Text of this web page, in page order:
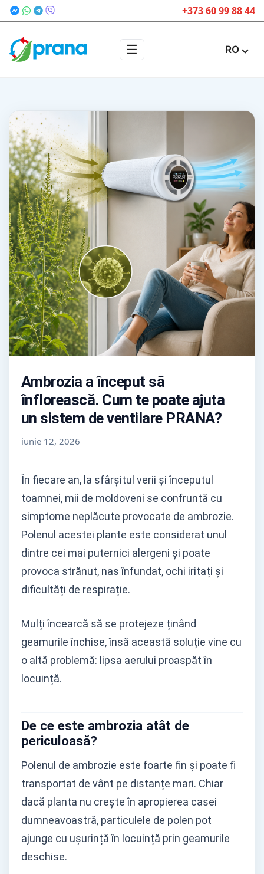
+373 60 99 88 44
☰ RO
Ambrozia a început să
înflorească. Cum te poate ajuta
un sistem de ventilare PRANA?
iunie 12, 2026
În fiecare an, la sfârșitul verii și începutul
toamnei, mii de moldoveni se confruntă cu
simptome neplăcute provocate de ambrozie.
Polenul acestei plante este considerat unul
dintre cei mai puternici alergeni și poate
provoca strănut, nas înfundat, ochi iritați și
dificultăți de respirație.
Mulți încearcă să se protejeze ținând
geamurile închise, însă această soluție vine cu
o altă problemă: lipsa aerului proaspăt în
locuință.
De ce este ambrozia atât de
periculoasă?
Polenul de ambrozie este foarte fin și poate fi
transportat de vânt pe distanțe mari. Chiar
dacă planta nu crește în apropierea casei
dumneavoastră, particulele de polen pot
ajunge cu ușurință în locuință prin geamurile
deschise.